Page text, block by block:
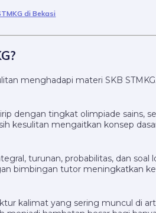
di Bekasi
menghadapi materi SKB
dengan tingkat olimpiade
kesulitan mengaitkan konsep
turunan, probabilitas, dan soal
bimbingan tutor meningkatkan
kalimat yang sering muncul di